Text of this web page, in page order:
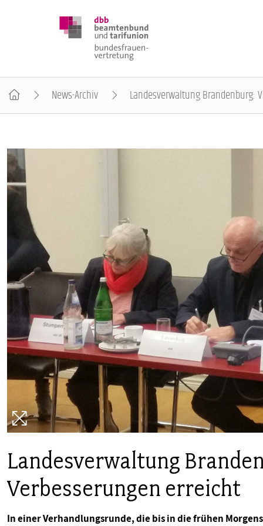
BUNDESTAGSWAHL 2025
POSITIONEN
SCHWERPUNKTTHEMEN
PUBLIKATIONEN
TERMINE & VERANSTALTUNGEN
MITGLIEDSCHAFT & SERVICE
News-Archiv Landesverwaltung Brandenburg:
Landesverwaltung
Verbesserungen erreicht
In einer Verhandlungsrunde, die bis in die frühen